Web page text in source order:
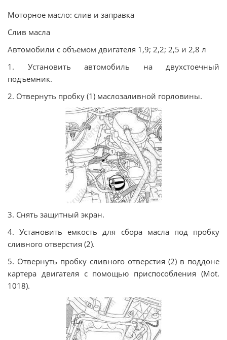
Моторное масло: слив и заправка
Слив масла
Автомобили с объемом двигателя 1,9; 2,2; 2,5 и 2,8 л
1. Установить автомобиль на двухстоечный
подъемник.
2. Отвернуть пробку (1) маслозаливной горловины.
3. Снять защитный экран.
4. Установить емкость для сбора масла под пробку
сливного отверстия (2).
5. Отвернуть пробку сливного отверстия (2) в поддоне
картера двигателя с помощью приспособления (Mot.
1018).